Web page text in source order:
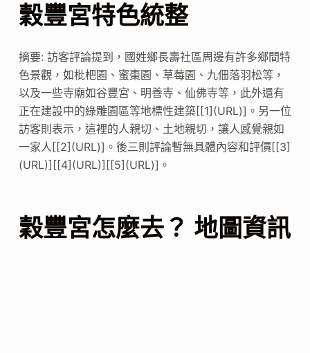
穀豐宮特色統整
摘要: 訪客評論提到，國姓鄉長壽社區周邊有許多鄉間特
色景觀，如枇杷園、蜜棗園、草莓園、九佃落羽松等，
以及一些寺廟如谷豐宮、明善寺、仙佛寺等，此外還有
正在建設中的綠雕園區等地標性建築[[1](URL)]。另一位
訪客則表示，這裡的人親切、土地親切，讓人感覺親如
一家人[[2](URL)]。後三則評論暫無具體內容和評價[[3]
(URL)][[4](URL)][[5](URL)]。
穀豐宮怎麼去？ 地圖資訊